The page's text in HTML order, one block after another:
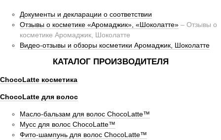
o
n
Документы и декларации о соответствии
Отзывы о косметике «Аромаджик», «Шоколатте»
Отзывы о
косметике Аромаджик, Шоколатте
Видео-отзывы и обзоры косметики Аромаджик, Шоколатте
КАТАЛОГ ПРОИЗВОДИТЕЛЯ
ChocoLatte косметика
ChocoLatte для волос
Масло-бальзам для волос ChocoLatte™
Мусс для волос ChocoLatte™
Фито-шампунь для волос ChocoLatte™